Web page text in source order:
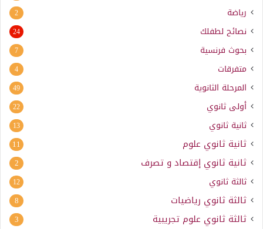
رياضة 2
نصائح لطفلك 24
بحوث فرنسية 7
متفرقات 4
المرحلة الثانوية 49
أولى ثانوي 22
ثانية ثانوي 13
ثانية ثانوي علوم 11
ثانية ثانوي إقتصاد و تصرف 2
ثالثة ثانوي 12
ثالثة ثانوي رياضيات 8
ثالثة ثانوي علوم تجريبية 3